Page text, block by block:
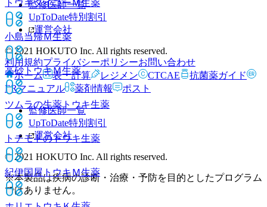
トウキダイコーＭ生薬
小島当帰Ｍ生薬
高砂トウキＭ生薬
ツムラの生薬トウキ生薬
トチモトのトウキ生薬
紀伊国屋トウキＭ生薬
監修医師一覧
UpToDate特別割引
運営会社
© 2021 HOKUTO Inc. All rights reserved.
利用規約プライバシーポリシーお問い合わせ
ホーム
表・計算 レジメン CTCAE
抗菌薬ガイド
ERマニュアル
薬剤情報 ポスト
監修医師一覧
UpToDate特別割引
運営会社
© 2021 HOKUTO Inc. All rights reserved.
※本製品は疾病の診断・治療・予防を目的としたプログラム
ではありません。